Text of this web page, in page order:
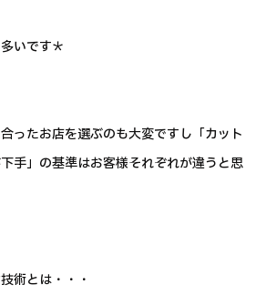
いです＊
ったお店を選ぶのも大変ですし「カット
手」の基準はお客様それぞれが違うと思
術とは・・・